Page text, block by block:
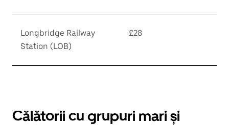
Longbridge Railway
Station (LOB)
£28
Călătorii cu grupuri mari și